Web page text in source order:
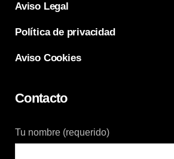
Aviso Legal
Política de privacidad
Aviso Cookies
Contacto
Tu nombre (requerido)